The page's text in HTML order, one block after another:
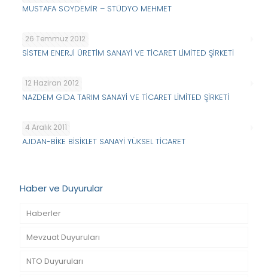
MUSTAFA SOYDEMİR – STÜDYO MEHMET
26 Temmuz 2012
SİSTEM ENERJİ ÜRETİM SANAYİ VE TİCARET LİMİTED ŞİRKETİ
12 Haziran 2012
NAZDEM GIDA TARIM SANAYİ VE TİCARET LİMİTED ŞİRKETİ
4 Aralık 2011
AJDAN-BİKE BİSİKLET SANAYİ YÜKSEL TİCARET
Haber ve Duyurular
Haberler
Mevzuat Duyuruları
NTO Duyuruları